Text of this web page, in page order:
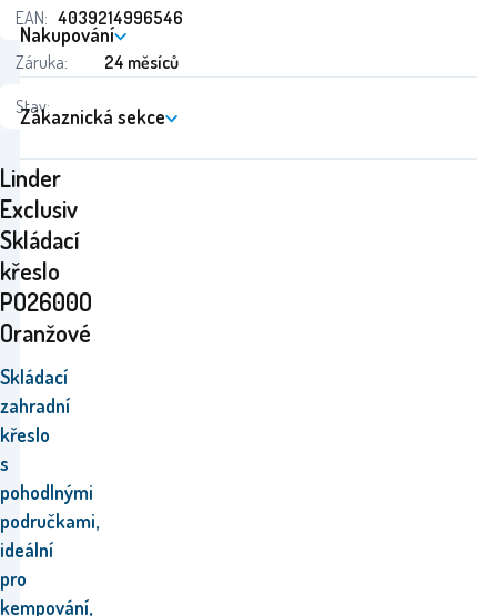
Linder
Exclusiv
Skládací
křeslo
PO2600O
Oranžové
Skládací
zahradní
křeslo
s
pohodlnými
područkami,
ideální
pro
kempování,
EAN: 4039214996546
Záruka:
24 měsíců
Stav:
Nakupování
Zákaznická sekce